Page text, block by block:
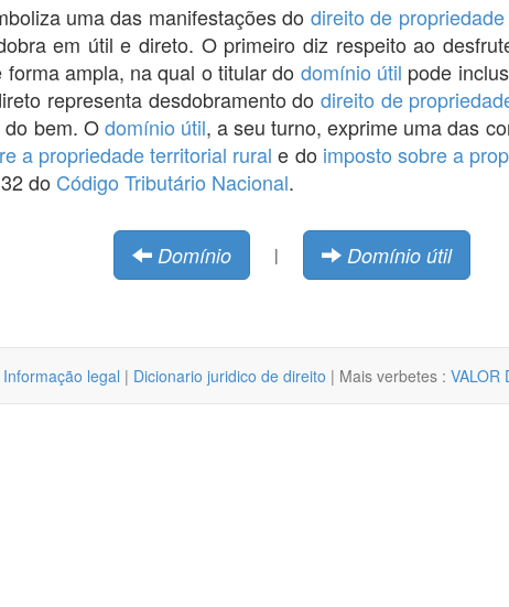
uma das manifestações do direito de propriedade
em útil e direto. O primeiro diz respeito ao
ampla, na qual o titular do domínio útil pode
representa desdobramento dodireito de
bem. Odomínio útil, a seu turno, exprime uma das
a propriedade territorial rural e do imposto sobre a
do Código Tributário Nacional.
Domínio | Domínio útil
Informação legal | Dicionario juridico de direito | Mais verbetes : VALOR